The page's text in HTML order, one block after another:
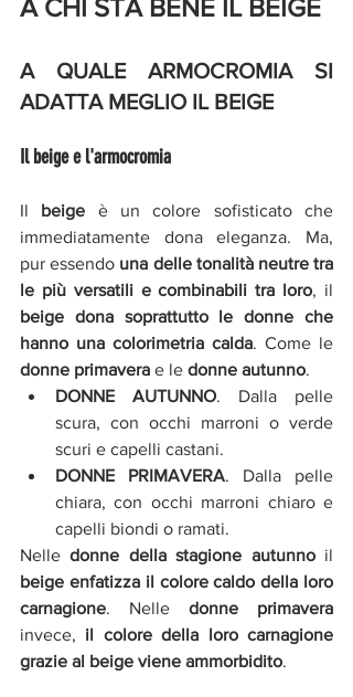
A CHI STA BENE IL BEIGE
A QUALE ARMOCROMIA SI
ADATTA MEGLIO IL BEIGE
Il beige e l'armocromia
Il beige è un colore sofisticato che
immediatamente dona eleganza. Ma,
pur essendo una delle tonalità neutre tra
le più versatili e combinabili tra loro
beige dona soprattutto le donne che
hanno una colorimetria calda
donne primavera e le donne autunno.
DONNE AUTUNNO. Dalla pelle
scura, con occhi marroni o verde
scuri e capelli castani.
DONNE PRIMAVERA. Dalla pelle
chiara, con occhi marroni chiaro e
capelli biondi o ramati.
Nelle donne della stagione autunno
beige enfatizza il colore caldo della loro
carnagione. Nelle donne primavera
invece, il colore della loro carnagione
grazie al beige viene ammorbidito.